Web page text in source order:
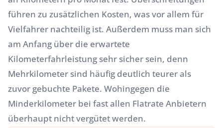
führen zu zusätzlichen Kosten, was vor allem für
Vielfahrer nachteilig ist. Außerdem muss man sich
am Anfang über die erwartete
Kilometerfahrleistung sehr sicher sein, denn
Mehrkilometer sind häufig deutlich teurer als
zuvor gebuchte Pakete. Wohingegen die
Minderkilometer bei fast allen Flatrate Anbietern
überhaupt nicht vergütet werden.